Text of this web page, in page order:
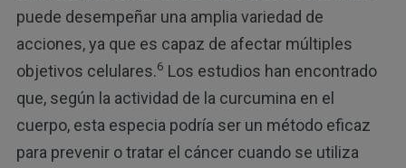
puede desempeñar una amplia variedad de
acciones, ya que es capaz de afectar múltiples
objetivos celulares.6 Los estudios han encontrado
que, según la actividad de la curcumina en el
cuerpo, esta especia podría ser un método eficaz
para prevenir o tratar el cáncer cuando se utiliza